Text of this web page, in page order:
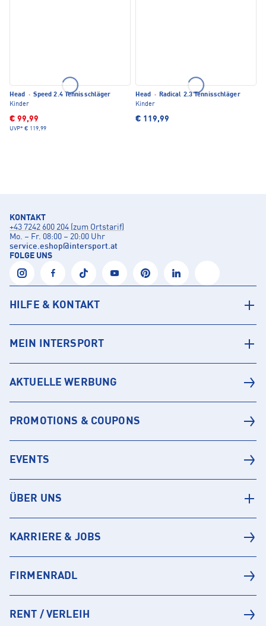
Head · Speed 2.4 Tennisschläger
Kinder
€ 99,99
UVP* € 119,99
Head · Radical 2.3 Tennisschläger
Kinder
€ 119,99
KONTAKT
+43 7242 600 204 (zum Ortstarif)
Mo. – Fr. 08:00 – 20:00 Uhr
service.eshop@intersport.at
FOLGE UNS
HILFE & KONTAKT
MEIN INTERSPORT
AKTUELLE WERBUNG
PROMOTIONS & COUPONS
EVENTS
ÜBER UNS
KARRIERE & JOBS
FIRMENRADL
RENT / VERLEIH